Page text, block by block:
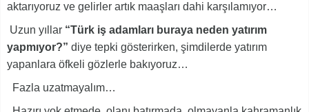
aktarıyoruz ve gelirler artık maaşları dahi karşılamıyor…
Uzun yıllar “Türk iş adamları buraya neden yatırım
yapmıyor?” diye tepki gösterirken, şimdilerde yatırım
yapanlara öfkeli gözlerle bakıyoruz…
Fazla uzatmayalım…